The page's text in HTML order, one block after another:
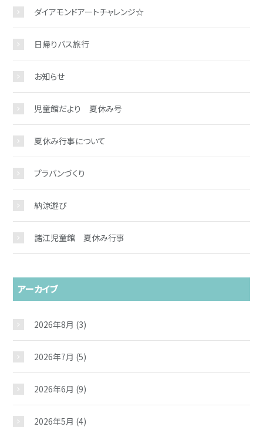
ダイアモンドアートチャレンジ☆
日帰りバス旅行
お知らせ
児童館だより 夏休み号
夏休み行事について
プラバンづくり
納涼遊び
諸江児童館 夏休み行事
アーカイブ
2026年8月 (3)
2026年7月 (5)
2026年6月 (9)
2026年5月 (4)